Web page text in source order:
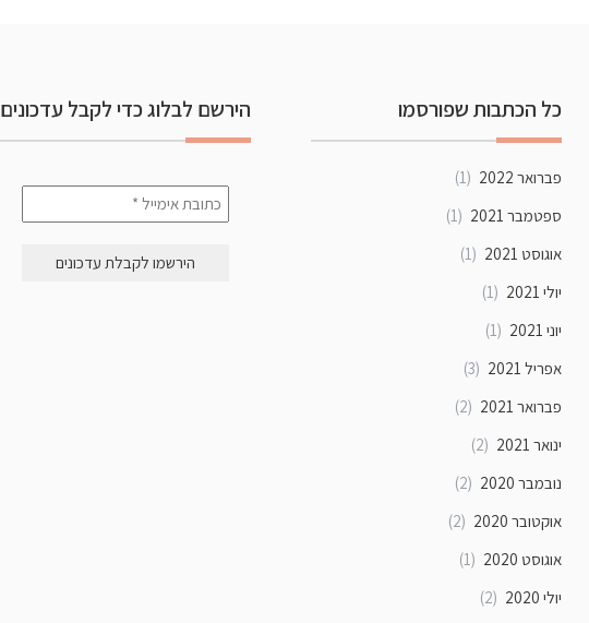
כל הכתבות שפורסמו
פברואר 2022
(1)
ספטמבר 2021
(1)
אוגוסט 2021
(1)
יולי 2021
(1)
יוני 2021
(1)
אפריל 2021
(3)
פברואר 2021
(2)
ינואר 2021
(2)
נובמבר 2020
(2)
אוקטובר 2020
(2)
אוגוסט 2020
(1)
יולי 2020
(2)
הירשם לבלוג כדי לקבל עדכונים